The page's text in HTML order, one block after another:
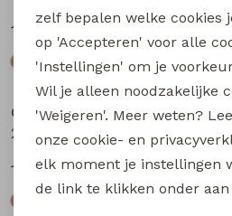
14,99
City Life
214289 W20030 dames T-shirt km Petrol
14,99
19,99
zelf bepalen welke cookies
op 'Accepteren' voor alle
'Instellingen' om je
Wil je alleen noodzakelijke
'Weigeren'. Meer weten?
onze cookie- en
elk moment je instellingen
de link te klikken onder aan